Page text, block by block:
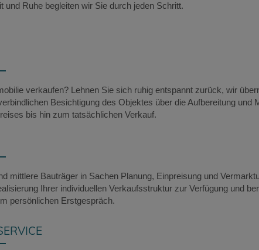
Ruhe begleiten wir Sie durch jeden Schritt.
verkaufen? Lehnen Sie sich ruhig entspannt zurück, wir
Besichtigung des Objektes über die Aufbereitung und
bis hin zum tatsächlichen Verkauf.
mittlere Bauträger in Sachen Planung, Einpreisung und
Ihrer individuellen Verkaufsstruktur zur Verfügung und
persönlichen Erstgespräch.